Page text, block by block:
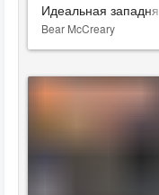
Идеальная западня
Bear McCreary